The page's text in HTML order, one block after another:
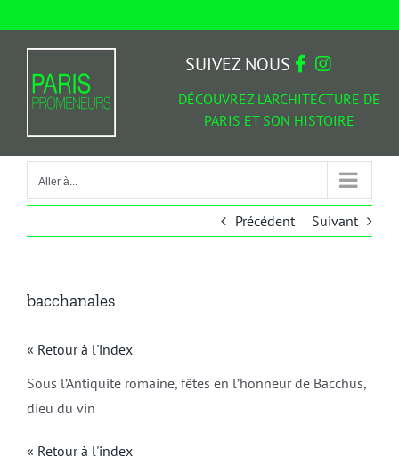
Aller à...
DÉCOUVREZ L'ARCHITECTURE DE
PARIS ET SON HISTOIRE
SUIVEZ NOUS
Aller à...
Précédent Suivant
bacchanales
« Retour à l'index
Sous l’Antiquité romaine, fêtes en l’honneur de Bacchus,
dieu du vin
« Retour à l'index